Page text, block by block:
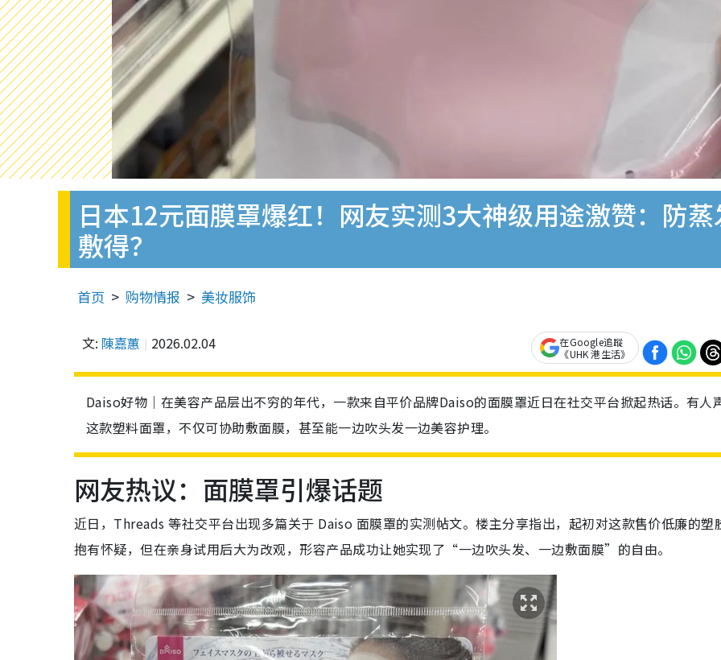
日本12元面膜罩爆红！网友实测3大神级用途激赞：防
敷得？
首页 购物情报 美妆服饰
文: 陳嘉蕙 2026.02.04
在Google追蹤
《UHK 港生活》
Daiso好物｜在美容产品层出不穷的年代，一款来自平价品牌Daiso的面膜罩近日在社交平台掀起热话。有人
这款塑料面罩，不仅可协助敷面膜，甚至能一边吹头发一边美容护理。
网友热议：面膜罩引爆话题
近日，Threads 等社交平台出现多篇关于 Daiso 面膜罩的实测帖文。楼主分享指出，起初对这款售价低廉的塑
抱有怀疑，但在亲身试用后大为改观，形容产品成功让她实现了“一边吹头发、一边敷面膜”的自由。